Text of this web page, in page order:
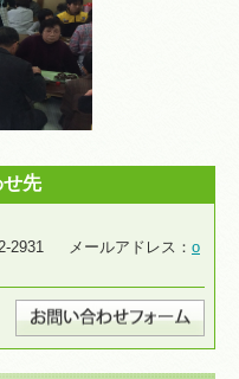
せ先
2931 メールアドレス： o